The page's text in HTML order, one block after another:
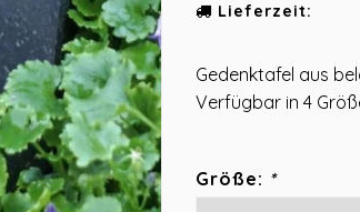
Lieferzeit:
Gedenktafel aus
Verfügbar in 4
Größe: *